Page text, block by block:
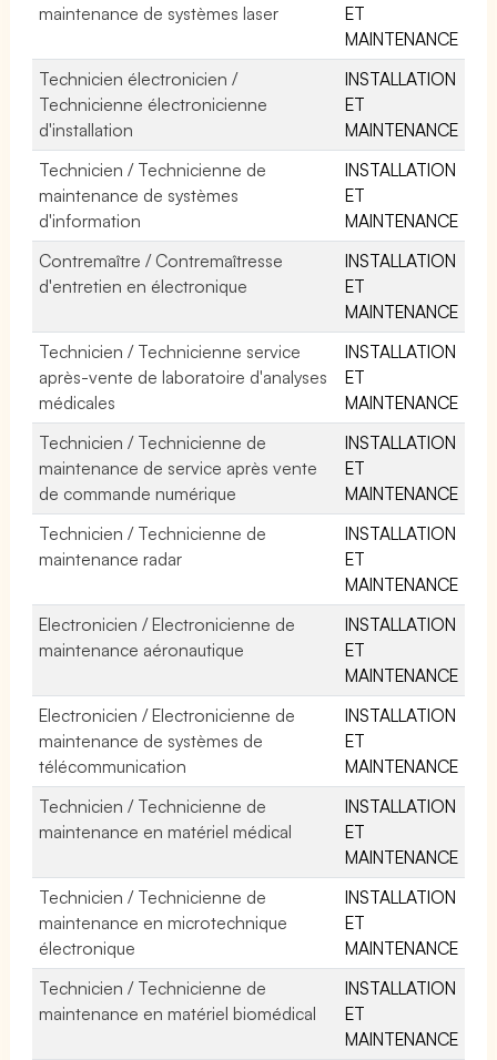
maintenance de systèmes laser
ET
MAINTENANCE
Technicien électronicien /
Technicienne électronicienne
d'installation
INSTALLATION
ET
MAINTENANCE
Technicien / Technicienne de
maintenance de systèmes
d'information
INSTALLATION
ET
MAINTENANCE
Contremaître / Contremaîtresse
d'entretien en électronique
INSTALLATION
ET
MAINTENANCE
Technicien / Technicienne service
après-vente de laboratoire d'analyses
médicales
INSTALLATION
ET
MAINTENANCE
Technicien / Technicienne de
maintenance de service après vente
de commande numérique
INSTALLATION
ET
MAINTENANCE
Technicien / Technicienne de
maintenance radar
INSTALLATION
ET
MAINTENANCE
Electronicien / Electronicienne de
maintenance aéronautique
INSTALLATION
ET
MAINTENANCE
Electronicien / Electronicienne de
maintenance de systèmes de
télécommunication
INSTALLATION
ET
MAINTENANCE
Technicien / Technicienne de
maintenance en matériel médical
INSTALLATION
ET
MAINTENANCE
Technicien / Technicienne de
maintenance en microtechnique
électronique
INSTALLATION
ET
MAINTENANCE
Technicien / Technicienne de
maintenance en matériel biomédical
INSTALLATION
ET
MAINTENANCE